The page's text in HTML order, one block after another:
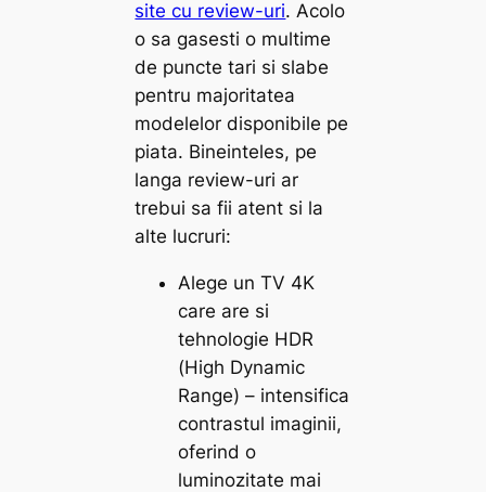
site cu review-uri. Acolo
o sa gasesti o multime
de puncte tari si slabe
pentru majoritatea
modelelor disponibile pe
piata. Bineinteles, pe
langa review-uri ar
trebui sa fii atent si la
alte lucruri:
Alege un TV 4K
care are si
tehnologie HDR
(High Dynamic
Range) – intensifica
contrastul imaginii,
oferind o
luminozitate mai